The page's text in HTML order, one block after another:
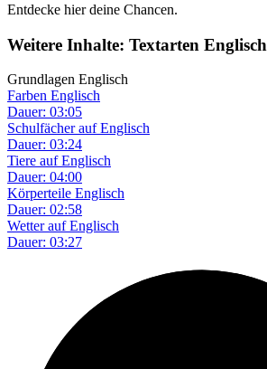
Entdecke hier deine Chancen.
Weitere Inhalte: Textarten Englisch
Grundlagen Englisch
Farben Englisch
Dauer: 03:05
Schulfächer auf Englisch
Dauer: 03:24
Tiere auf Englisch
Dauer: 04:00
Körperteile Englisch
Dauer: 02:58
Wetter auf Englisch
Dauer: 03:27